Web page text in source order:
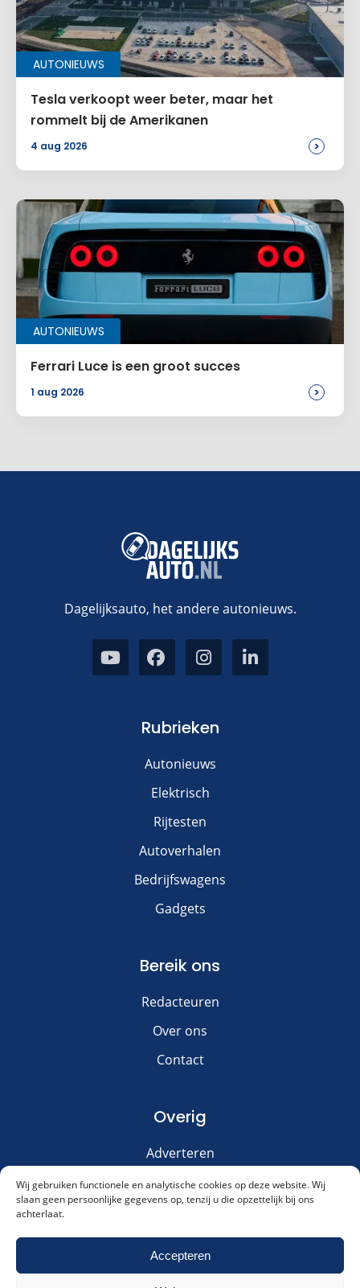
Wij gebruiken functionele en analytische cookies op deze website. Wij
slaan geen persoonlijke gegevens op, tenzij u die opzettelijk bij ons
achterlaat.
Accepteren
AUTONIEUWS
Tesla verkoopt weer beter, maar het
rommelt bij de Amerikanen
4 aug 2026 >
AUTONIEUWS
Ferrari Luce is een groot succes
1 aug 2026 >
Dagelijksauto, het andere autonieuws.
Rubrieken
Autonieuws
Elektrisch
Rijtesten
Autoverhalen
Bedrijfswagens
Gadgets
Bereik ons
Redacteuren
Over ons
Contact
Overig
Adverteren
Disclaimer
Privacy & Cookies
Meld je aan voor onze nieuwsbrief!